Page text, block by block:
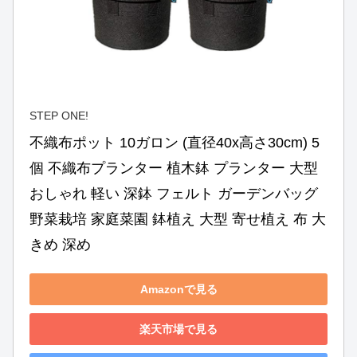
STEP ONE!
不織布ポット 10ガロン (直径40x高さ30cm) 5
個 不織布プランター 植木鉢 プランター 大型
おしゃれ 軽い 深鉢 フェルト ガーデンバッグ
野菜栽培 家庭菜園 鉢植え 大型 寄せ植え 布 大
きめ 深め
Amazonで見る
楽天市場で見る